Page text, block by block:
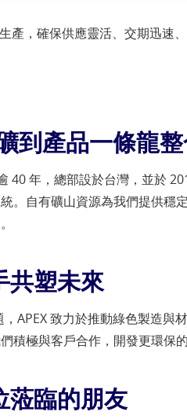
產，確保供應靈活、交期迅速
到產品一條龍
40 年，總部設於台灣，並於
。自有礦山資源為我們提供
共塑未來
APEX 致力於推動綠色製造
積極與客戶合作，開發更環保
蒞臨的朋友